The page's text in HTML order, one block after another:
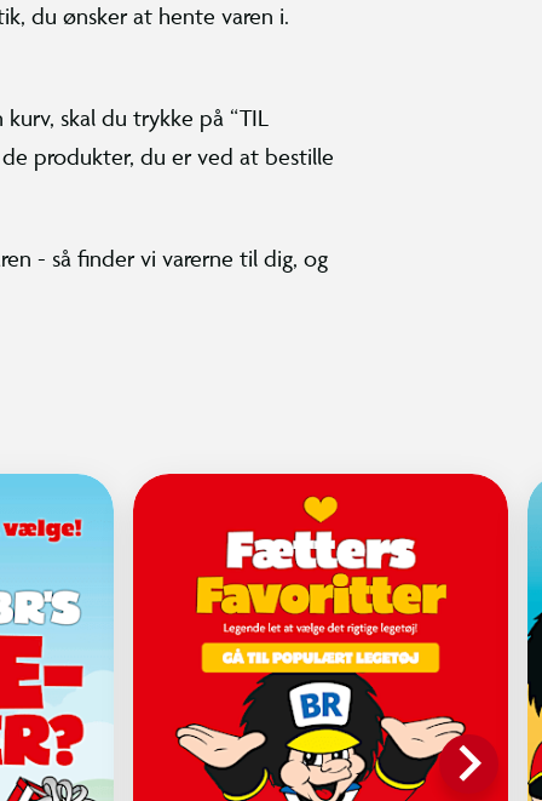
du ønsker at hente varen i.
skal du trykke på “TIL
produkter, du er ved at bestille
- så finder vi varerne til dig, og
keyboard_arrow_right